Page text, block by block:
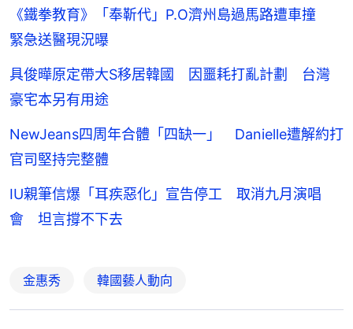
《鐵拳教育》「奉靳代」P.O濟州島過馬路遭車撞
緊急送醫現況曝
具俊曄原定帶大S移居韓國 因噩耗打亂計劃 台灣
豪宅本另有用途
NewJeans四周年合體「四缺一」 Danielle遭解約打
官司堅持完整體
IU親筆信爆「耳疾惡化」宣告停工 取消九月演唱
會 坦言撐不下去
金惠秀 韓國藝人動向